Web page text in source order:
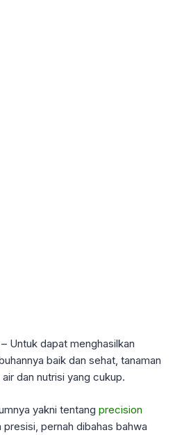
– Untuk dapat menghasilkan
baik dan sehat, tanaman
dan nutrisi yang cukup.
yakni tentang precision
presisi, pernah dibahas bahwa